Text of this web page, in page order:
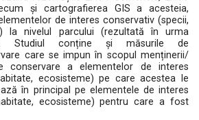
și cartografierea GIS a acesteia,
de interes conservativ (specii,
la nivelul parcului (rezultată în urma
Studiul conține și măsurile de
care se impun în scopul menținerii/
conservare a elementelor de interes
ecosisteme) pe care acestea le
în principal pe elementele de interes
ecosisteme) pentru care a fost